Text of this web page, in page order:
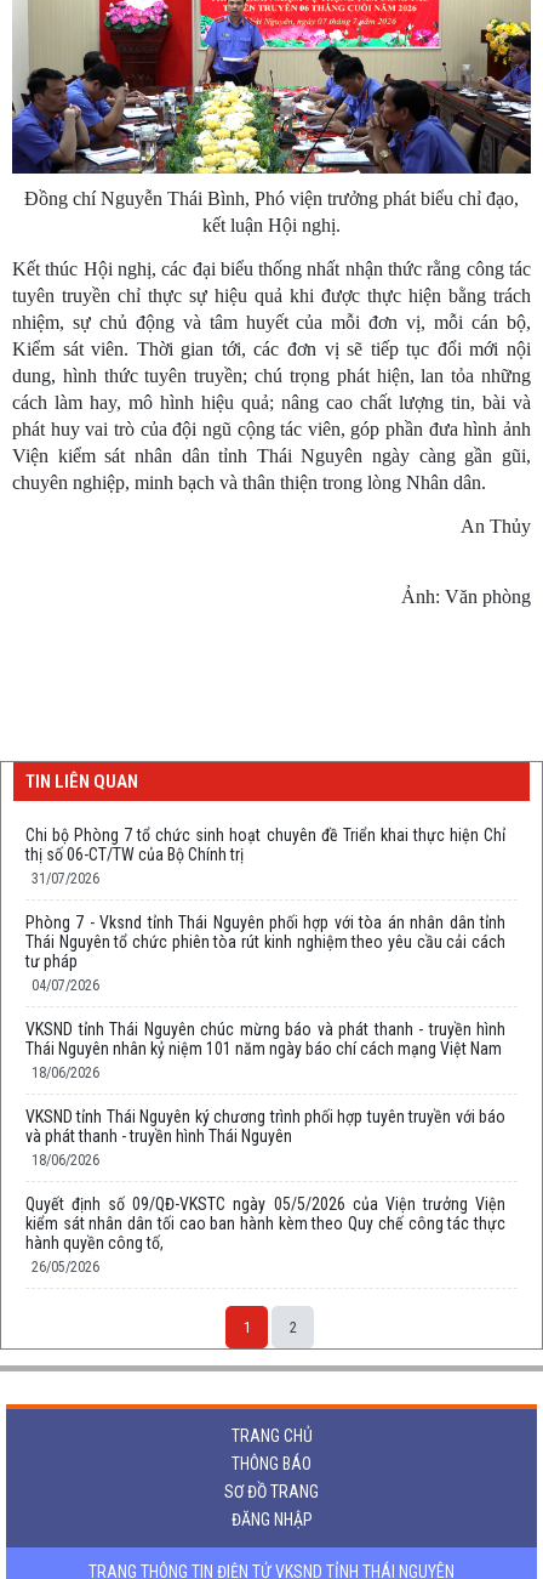
Đồng chí Nguyễn Thái Bình, Phó viện trưởng phát biểu chỉ đạo,
kết luận Hội nghị.
Kết thúc Hội nghị, các đại biểu thống nhất nhận thức rằng công tác
tuyên truyền chỉ thực sự hiệu quả khi được thực hiện bằng trách
nhiệm, sự chủ động và tâm huyết của mỗi đơn vị, mỗi cán bộ,
Kiểm sát viên. Thời gian tới, các đơn vị sẽ tiếp tục đổi mới nội
dung, hình thức tuyên truyền; chú trọng phát hiện, lan tỏa những
cách làm hay, mô hình hiệu quả; nâng cao chất lượng tin, bài và
phát huy vai trò của đội ngũ cộng tác viên, góp phần đưa hình ảnh
Viện kiểm sát nhân dân tỉnh Thái Nguyên ngày càng gần gũi,
chuyên nghiệp, minh bạch và thân thiện trong lòng Nhân dân.
An Thủy
Ảnh: Văn phòng
TIN LIÊN QUAN
Chi bộ Phòng 7 tổ chức sinh hoạt chuyên đề Triển khai thực hiện Chỉ
thị số 06-CT/TW của Bộ Chính trị
31/07/2026
Phòng 7 - Vksnd tỉnh Thái Nguyên phối hợp với tòa án nhân dân tỉnh
Thái Nguyên tổ chức phiên tòa rút kinh nghiệm theo yêu cầu cải cách
tư pháp
04/07/2026
VKSND tỉnh Thái Nguyên chúc mừng báo và phát thanh - truyền hình
Thái Nguyên nhân kỷ niệm 101 năm ngày báo chí cách mạng Việt Nam
18/06/2026
VKSND tỉnh Thái Nguyên ký chương trình phối hợp tuyên truyền với báo
và phát thanh - truyền hình Thái Nguyên
18/06/2026
Quyết định số 09/QĐ-VKSTC ngày 05/5/2026 của Viện trưởng Viện
kiểm sát nhân dân tối cao ban hành kèm theo Quy chế công tác thực
hành quyền công tố,
26/05/2026
1 2
TRANG CHỦ
THÔNG BÁO
SƠ ĐỒ TRANG
ĐĂNG NHẬP
TRANG THÔNG TIN ĐIỆN TỬ VKSND TỈNH THÁI NGUYÊN